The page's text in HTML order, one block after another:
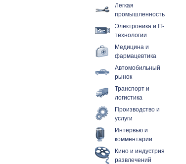
Легкая
промышленность
Электроника и IT-
технологии
Медицина и
фармацевтика
Автомобильный
рынок
Транспорт и
логистика
Производство и
услуги
Интервью и
комментарии
Кино и индустрия
развлечений